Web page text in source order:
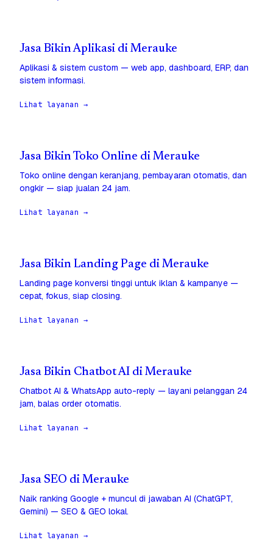
Jasa Bikin Aplikasi di Merauke
Aplikasi & sistem custom — web app, dashboard, ERP, dan
sistem informasi.
Lihat layanan →
Jasa Bikin Toko Online di Merauke
Toko online dengan keranjang, pembayaran otomatis, dan
ongkir — siap jualan 24 jam.
Lihat layanan →
Jasa Bikin Landing Page di Merauke
Landing page konversi tinggi untuk iklan & kampanye —
cepat, fokus, siap closing.
Lihat layanan →
Jasa Bikin Chatbot AI di Merauke
Chatbot AI & WhatsApp auto-reply — layani pelanggan 24
jam, balas order otomatis.
Lihat layanan →
Jasa SEO di Merauke
Naik ranking Google + muncul di jawaban AI (ChatGPT,
Gemini) — SEO & GEO lokal.
Lihat layanan →